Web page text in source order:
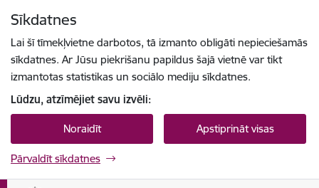
Sīkdatnes
Lai šī tīmekļvietne darbotos, tā izmanto obligāti nepieciešamās
sīkdatnes. Ar Jūsu piekrišanu papildus šajā vietnē var tikt
izmantotas statistikas un sociālo mediju sīkdatnes.
Lūdzu, atzīmējiet savu izvēli:
Noraidīt Apstiprināt visas
Pārvaldīt sīkdatnes